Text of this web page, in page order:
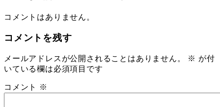
コメントはありません。
コメントを残す
メールアドレスが公開されることはありません。 ※ が付
いている欄は必須項目です
コメント ※